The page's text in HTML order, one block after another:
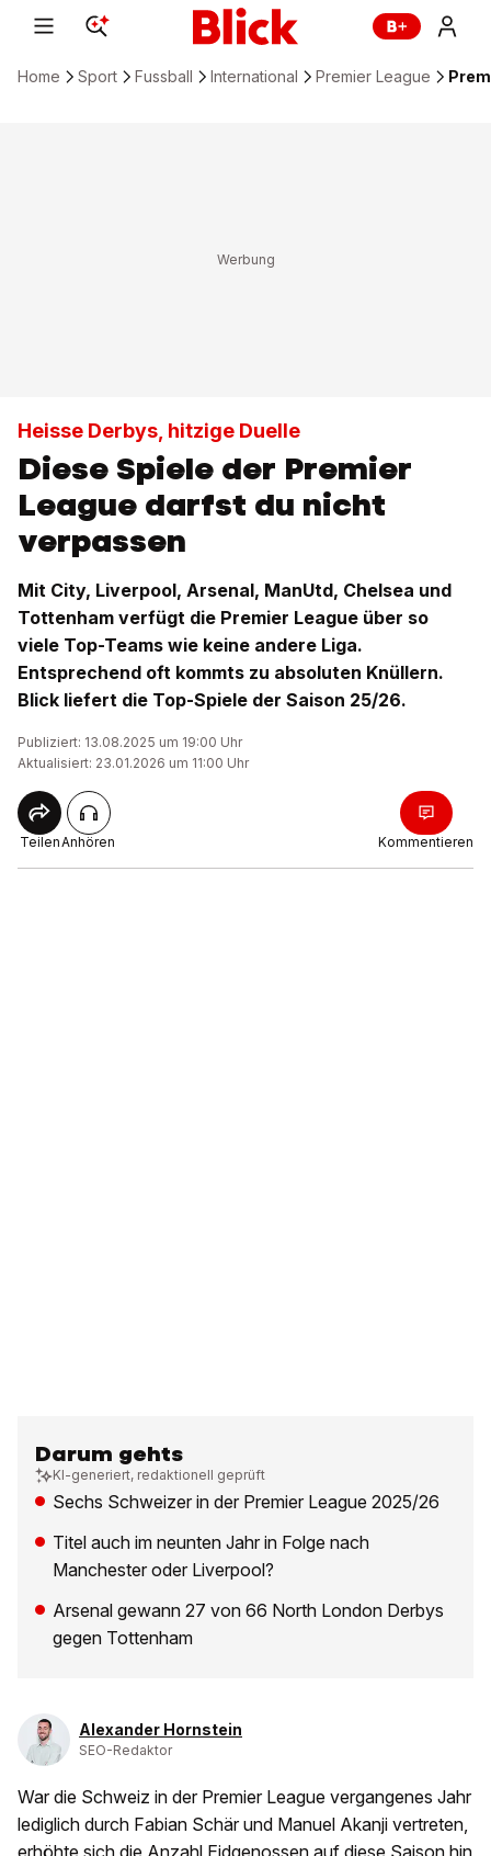
Home Sport Fussball International Premier League
Heisse Derbys, hitzige Duelle
Diese Spiele der Premier
League darfst du nicht
verpassen
Mit City, Liverpool, Arsenal, ManUtd, Chelsea und
Tottenham verfügt die Premier League über so
viele Top-Teams wie keine andere Liga.
Entsprechend oft kommts zu absoluten Knüllern.
Blick liefert die Top-Spiele der Saison 25/26.
Publiziert: 13.08.2025 um 19:00 Uhr
Aktualisiert: 23.01.2026 um 11:00 Uhr
TeilenAnhören Kommentieren
Darum gehts
KI-generiert, redaktionell geprüft
Sechs Schweizer in der Premier League 2025/26
Titel auch im neunten Jahr in Folge nach
Manchester oder Liverpool?
Arsenal gewann 27 von 66 North London Derbys
gegen Tottenham
Alexander Hornstein
SEO-Redaktor
War die Schweiz in der Premier League vergangenes Jahr
lediglich durch Fabian Schär und Manuel Akanji vertreten,